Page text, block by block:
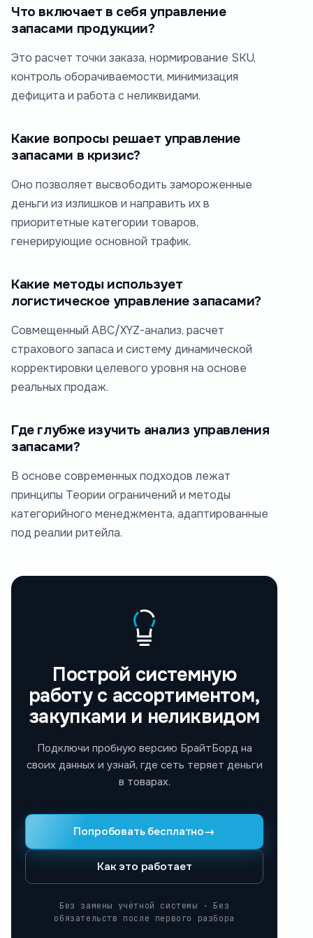
Что включает в себя управление
запасами продукции?
Это расчет точки заказа, нормирование SKU,
контроль оборачиваемости, минимизация
дефицита и работа с неликвидами.
Какие вопросы решает управление
запасами в кризис?
Оно позволяет высвободить замороженные
деньги из излишков и направить их в
приоритетные категории товаров,
генерирующие основной трафик.
Какие методы использует
логистическое управление запасами?
Совмещенный ABC/XYZ-анализ, расчет
страхового запаса и систему динамической
корректировки целевого уровня на основе
реальных продаж.
Где глубже изучить анализ управления
запасами?
В основе современных подходов лежат
принципы Теории ограничений и методы
категорийного менеджмента, адаптированные
под реалии ритейла.
Построй системную
работу с ассортиментом,
закупками и неликвидом
Подключи пробную версию БрайтБорд на
своих данных и узнай, где сеть теряет деньги
в товарах.
Попробовать бесплатно→
Как это работает
Без замены учётной системы · Без
обязательств после первого разбора